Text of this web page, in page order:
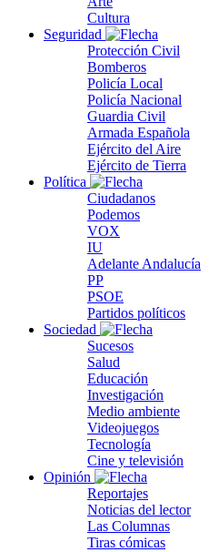
Cultura
Seguridad
Protección Civil
Bomberos
Policía Local
Policía Nacional
Guardia Civil
Armada Española
Ejército del Aire
Ejército de Tierra
Política
Ciudadanos
Podemos
VOX
IU
Adelante Andalucía
PP
PSOE
Partidos políticos
Sociedad
Sucesos
Salud
Educación
Investigación
Medio ambiente
Videojuegos
Tecnología
Cine y televisión
Opinión
Reportajes
Noticias del lector
Las Columnas
Tiras cómicas